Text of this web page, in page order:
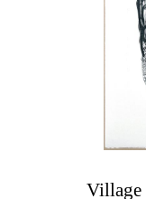
Village